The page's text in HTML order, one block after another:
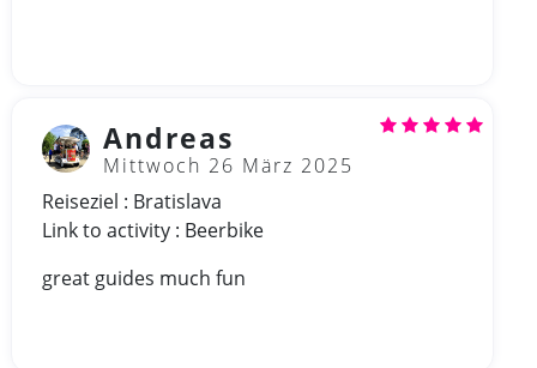
Andreas
Mittwoch 26 März 2025
Reiseziel : Bratislava
Link to activity : Beerbike
great guides much fun